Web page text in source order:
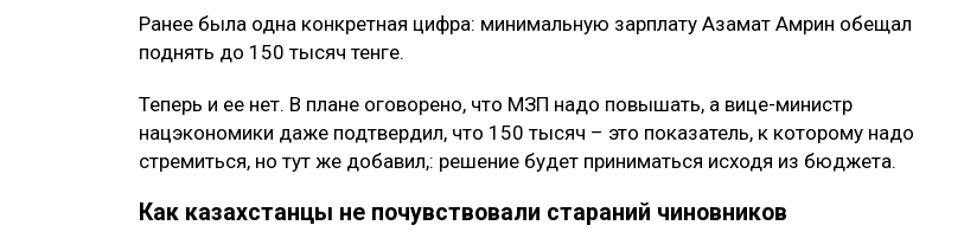
Ранее была одна конкретная цифра: минимальную зарплату Азамат Амрин обещал
поднять до 150 тысяч тенге.
Теперь и ее нет. В плане оговорено, что МЗП надо повышать, а вице-министр
нацэкономики даже подтвердил, что 150 тысяч – это показатель, к которому надо
стремиться, но тут же добавил,: решение будет приниматься исходя из бюджета.
Как казахстанцы не почувствовали стараний чиновников